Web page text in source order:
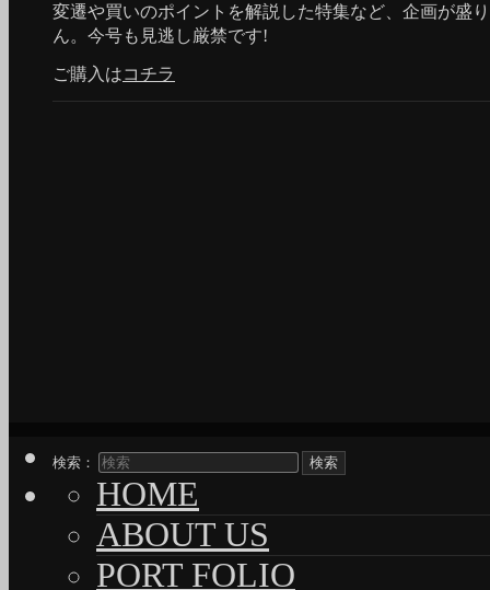
変遷や買いのポイントを解説した特集など、企画が盛
ん。今号も見逃し厳禁です!
ご購入はコチラ
検索：
HOME
ABOUT US
PORT FOLIO